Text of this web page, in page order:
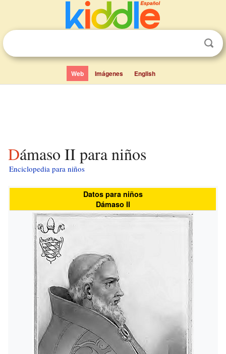
Web Imágenes English
Dámaso II para niños
Enciclopedia para niños
Datos para niños
Dámaso II